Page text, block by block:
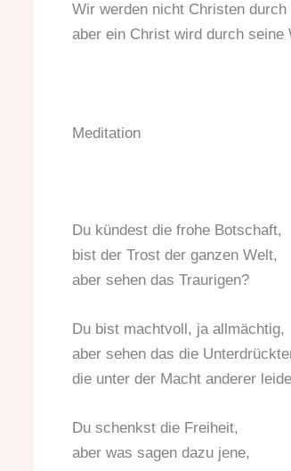
Wir werden nicht Christen durch
aber ein Christ wird durch seine
Meditation
Du kündest die frohe Botschaft,
bist der Trost der ganzen Welt,
aber sehen das Traurigen?
Du bist machtvoll, ja allmächtig,
aber sehen das die
die unter der Macht anderer
Du schenkst die Freiheit,
aber was sagen dazu jene,